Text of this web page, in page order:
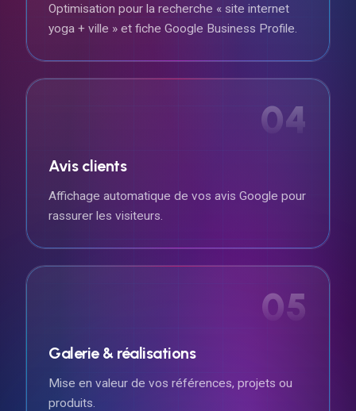
Optimisation pour la recherche « site internet
yoga + ville » et fiche Google Business Profile.
04
Avis clients
Affichage automatique de vos avis Google pour
rassurer les visiteurs.
05
Galerie & réalisations
Mise en valeur de vos références, projets ou
produits.